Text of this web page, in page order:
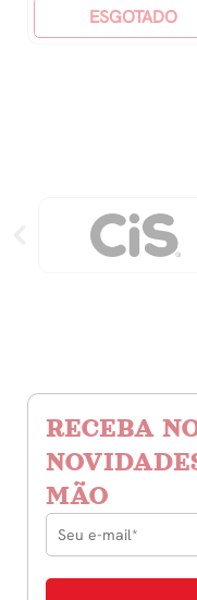
Completo
Do
ESGOTADO
RECEBA
MÃO